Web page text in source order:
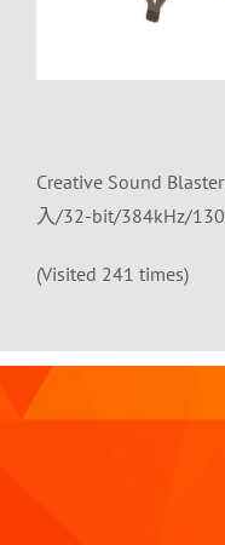
Creative Sound
入/32-bit/384kHz/
(Visited 241 times)